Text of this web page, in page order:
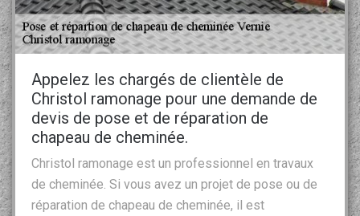
Appelez les chargés de clientèle de
Christol ramonage pour une demande de
devis de pose et de réparation de
chapeau de cheminée.
Christol ramonage est un professionnel en travaux
de cheminée. Si vous avez un projet de pose ou de
réparation de chapeau de cheminée, il est